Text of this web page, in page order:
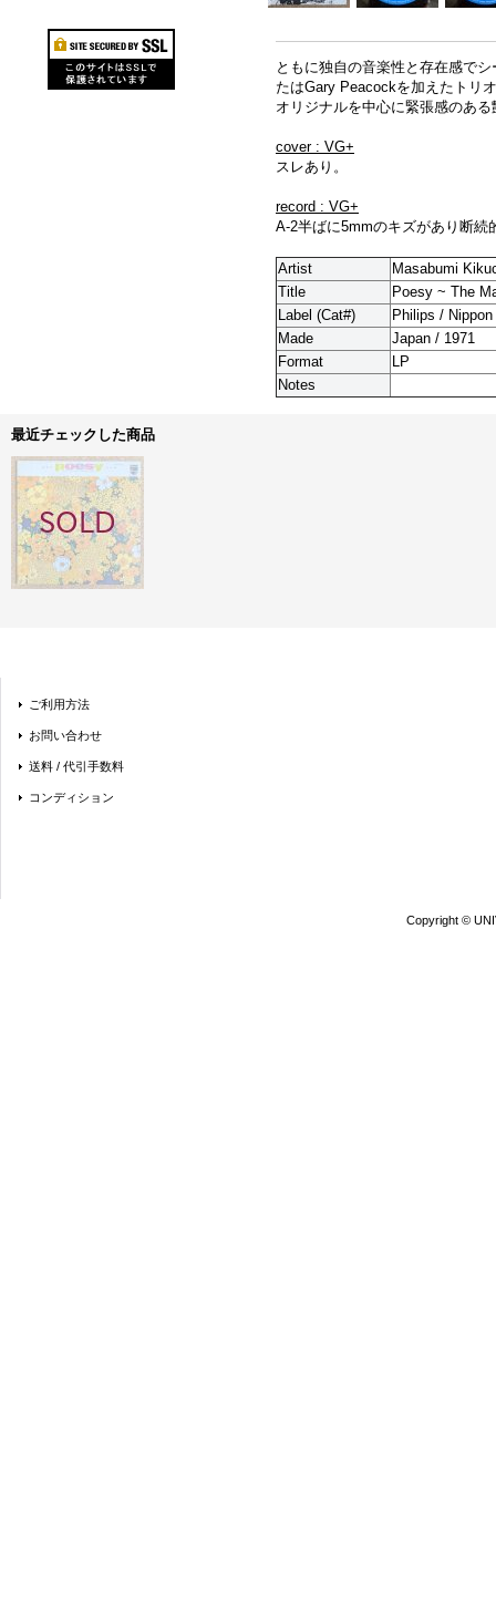
ともに独自の音楽性と存在感で
たはGary Peacockを加えたトリ
オリジナルを中心に緊張感のあ
cover : VG+
スレあり。
record : VG+
A-2半ばに5mmのキズがあり断続
Artist
Masabumi
Title
Poesy ~ The
Label (Cat#)
Philips /
Made
Japan / 1971
Format
LP
Notes
最近チェックした商品
ご利用方法
お問い合わせ
送料 / 代引手数料
コンディション
Copyright ©